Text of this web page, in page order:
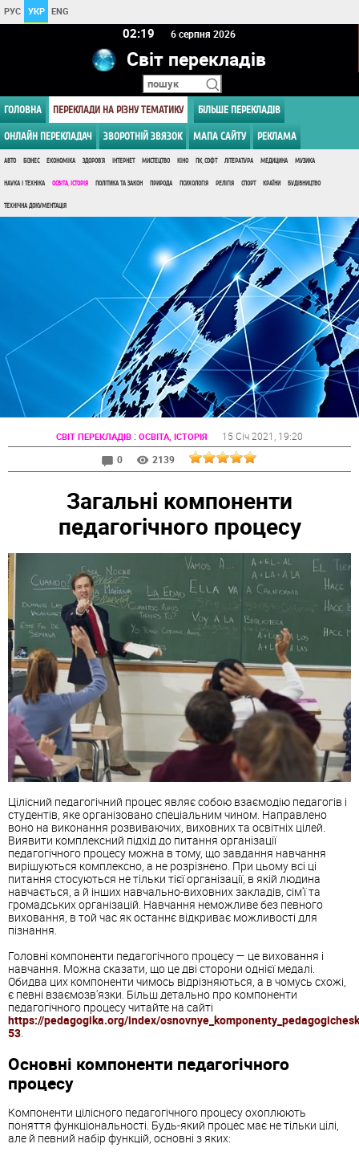
РУС УКР ENG
02 19 6 серпня 2026
Світ перекладів
ГОЛОВНА ПЕРЕКЛАДИ НА РІЗНУ ТЕМАТИКУ БІЛЬШЕ ПЕРЕКЛАДІВ
ОНЛАЙН ПЕРЕКЛАДАЧ ЗВОРОТНІЙ ЗВЯЗОК МАПА САЙТУ РЕКЛАМА
АВТО БІЗНЕС ЕКОНОМІКА ЗДОРОВ'Я ІНТЕРНЕТ МИСТЕЦТВО КІНО ПК, СОФТ ЛІТЕРАТУРА МЕДИЦИНА МУЗИКА
НАУКА І ТЕХНІКА ОСВІТА, ІСТОРІЯ ПОЛІТИКА ТА ЗАКОН ПРИРОДА ПСИХОЛОГІЯ РЕЛІГІЯ СПОРТ КРАЇНИ БУДІВНИЦТВО
ТЕХНІЧНА ДОКУМЕНТАЦІЯ
СВІТ ПЕРЕКЛАДІВ : ОСВІТА, ІСТОРІЯ 15 Січ 2021 , 19:20
0
2139
Загальні компоненти
педагогічного процесу
Цілісний педагогічний процес являє собою взаємодію педагогів і
студентів, яке організовано спеціальним чином. Направлено
воно на виконання розвиваючих, виховних та освітніх цілей.
Виявити комплексний підхід до питання організації
педагогічного процесу можна в тому, що завдання навчання
вирішуються комплексно, а не розрізнено. При цьому всі ці
питання стосуються не тільки тієї організації, в якій людина
навчається, а й інших навчально-виховних закладів, сім'ї та
громадських організацій. Навчання неможливе без певного
виховання, в той час як останнє відкриває можливості для
пізнання.
Головні компоненти педагогічного процесу — це виховання і
навчання. Можна сказати, що це дві сторони однієї медалі.
Обидва цих компоненти чимось відрізняються, а в чомусь схожі,
є певні взаємозв'язки. Більш детально про компоненти
педагогічного процесу читайте на сайті
https://pedagogika.org/index/
53.
Основні компоненти педагогічного
процесу
Компоненти цілісного педагогічного процесу охоплюють
поняття функціональності. Будь-який процес має не тільки цілі,
але й певний набір функцій, основні з яких: